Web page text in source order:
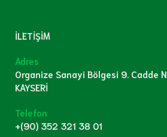
İLETİŞİM
Adres
Organize Sanayi Bölgesi 9. Cadde
KAYSERİ
Telefon
+(90) 352 321 38 01